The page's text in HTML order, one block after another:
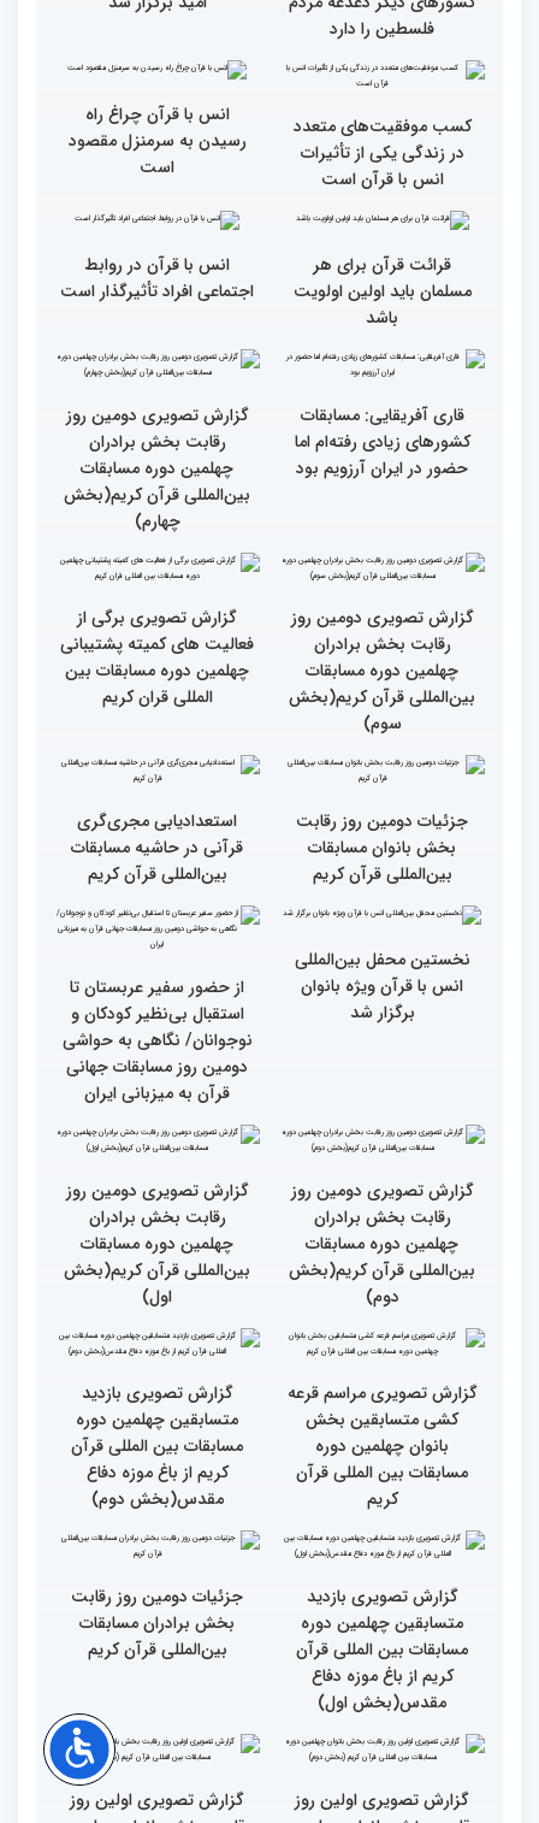
به خوبی پیش رفته/ اوقاف
همه باید قرآنی و اهل قرآن
شویم/ ایران بیش از
کشورهای دیگر دغدغه مردم
فلسطین را دارد
دومین محفل انس با قرآن
ویژه بانوان در فرهنگسرای
کسب موفقیت‌های متعدد
انس با قرآن است
انس با قرآن چراغ راه
است
قرائت قرآن برای هر
مسلمان باید اولین اولویت
انس با قرآن در روابط
اجتماعی افراد تأثیرگذار است
قاری آفریقایی: مسابقات
کشورهای زیادی رفته‌ام اما
حضور در ایران آرزویم بود
گزارش تصویری دومین روز
رقابت بخش برادران
چهلمین دوره مسابقات
بین‌المللی قرآن کریم(بخش
چهارم)
گزارش تصویری دومین روز
رقابت بخش برادران
چهلمین دوره مسابقات
بین‌المللی قرآن کریم(بخش
سوم)
گزارش تصویری برگی از
فعالیت های کمیته پشتیبانی
چهلمین دوره مسابقات بین
المللی قران کریم
جزئیات دومین روز رقابت
استعدادیابی مجری‌گری
قرآنی در حاشیه مسابقات
بین‌المللی قرآن کریم
نخستین محفل بین‌المللی
انس با قرآن ویژه بانوان
برگزار شد
از حضور سفیر عربستان تا
استقبال بی‌نظیر کودکان و
نوجوانان/ نگاهی به حواشی
دومین روز مسابقات جهانی
قرآن به میزبانی ایران
گزارش تصویری دومین روز
رقابت بخش برادران
چهلمین دوره مسابقات
بین‌المللی قرآن کریم(بخش
دوم)
گزارش تصویری دومین روز
رقابت بخش برادران
چهلمین دوره مسابقات
بین‌المللی قرآن کریم(بخش
اول)
گزارش تصویری مراسم قرعه
کشی متسابقین بخش
بانوان چهلمین دوره
مسابقات بین المللی قرآن
کریم
گزارش تصویری بازدید
متسابقین چهلمین دوره
مسابقات بین المللی قرآن
کریم از باغ موزه دفاع
گزارش تصویری بازدید
متسابقین چهلمین دوره
جزئیات دومین روز رقابت
بخش برادران مسابقات